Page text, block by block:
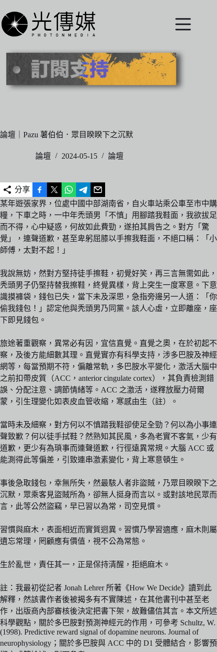
至
主
內
論壇｜Pazu 薯伯伯．眾目睽睽下之沉默
論壇 2024-05-15 論壇
分享
某年遊張家界，位處中國中部湖南省，自火車站乘公車至市中購
糧，下車之時，一中年禿頭男「不慎」用腳踏我鞋面，我欲拔足
而不得，心中疑惑，何故如此費勁，遂拍其肩告之。對方「驚
覺」，連聲道歉，甚至卑躬屈膝以手擦我鞋面，不絕口稱：「小
師傅，太對不起！」
我說無妨，然對方堅持徒手擦鞋，初覺好笑，再三言無需如此，
秃頭男子仍堅持替我擦鞋，終覺異樣，背上突生一度寒意。下意
識摸褲袋，錢包已失，當下未及深思，急指旁邊另一人道：「你
偷我錢包！」認定他與秃頭男乃同黨。該人心虛，立即離座，座
下即見錢包。
旅途著重觀察，異常必有因，宜信直覺。直覺之奧，在於初起不
察，及後方能細數其理。直覺實亦有科學支持，涉多巴胺及神經
網等，每當預期不符，偏離常軌，多巴胺水平變化，激活大腦中
之前扣帶皮質（ACC，anterior cingulate cortex），其負責檢測錯
誤、分配注意、調節情緒等。ACC 之激活，遂釋放壓力荷爾
蒙，引生理變化如表皮血管收縮，寒感由生（註）。
當時未及細察，對方何以不慎踏我鞋卻使足全勁？何以為小事連
聲致歉？何以徒手拭鞋？然熟知其民風，多為老實不客氣，少有
道歉，更少有為瑣事而連聲道歉，行徑遠異常規。大腦 ACC 或
能測得此等偏差，引致連串激素變化，背上寒意頓生。
事後急取錢包，幸無所失，然最駭人者非盜賊，乃眾目睽睽下之
沉默，眾乘客見盜賊所為，卻無人挺身而言以。或對該地民眾而
言，此等公然盜竊，早已習以為常，司空見慣。
習慣與麻木，表面相近而實質迥異。習慣乃學習適應，麻木則屬
遺忘常理，罔顧應有價值，視不公為常態。
生於亂世，責任其一，正是保持清醒，拒絕麻木。
註：我最初從記者 Jonah Lehrer 所著《How We Decide》讀到此
解釋，然該書作者後被揭多有不實陳述，在其他書刊中甚至老
作，出版商內部審核後決定把書下架，故難儘信其言。本文所述
科學觀點，關於多巴胺對預測神經元的作用，可參考 Schultz, W.
(1998). Predictive reward signal of dopamine neurons. Journal of
neurophysiology；關於多巴胺與 ACC 中的 D1 受體結合，影響預